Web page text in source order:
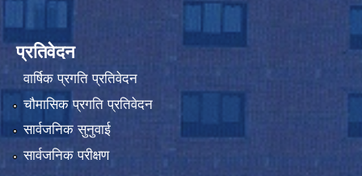
प्रतिवेदन
वार्षिक प्रगति प्रतिवेदन
चौमासिक प्रगति प्रतिवेदन
सार्वजनिक सुनुवाई
सार्वजनिक परीक्षण